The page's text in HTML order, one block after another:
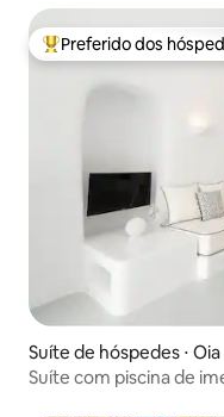
Entre os melhores
Preferido dos
Suíte de hóspedes ⋅ Oia
Suíte com piscina de